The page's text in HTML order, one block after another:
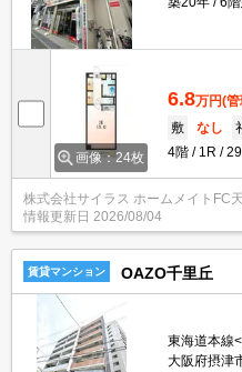
画像：24枚
6.8万円(管
敷
なし
4階
1R
株式会社サイラス ホームメイトFC
情報更新日 2026/08/04
賃貸マンション OAZO千里丘
東海道本線
大阪府摂津